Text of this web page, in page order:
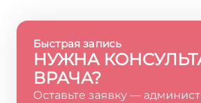
Быстрая запись
НУЖНА
ВРАЧА?
Оставьте заявку —